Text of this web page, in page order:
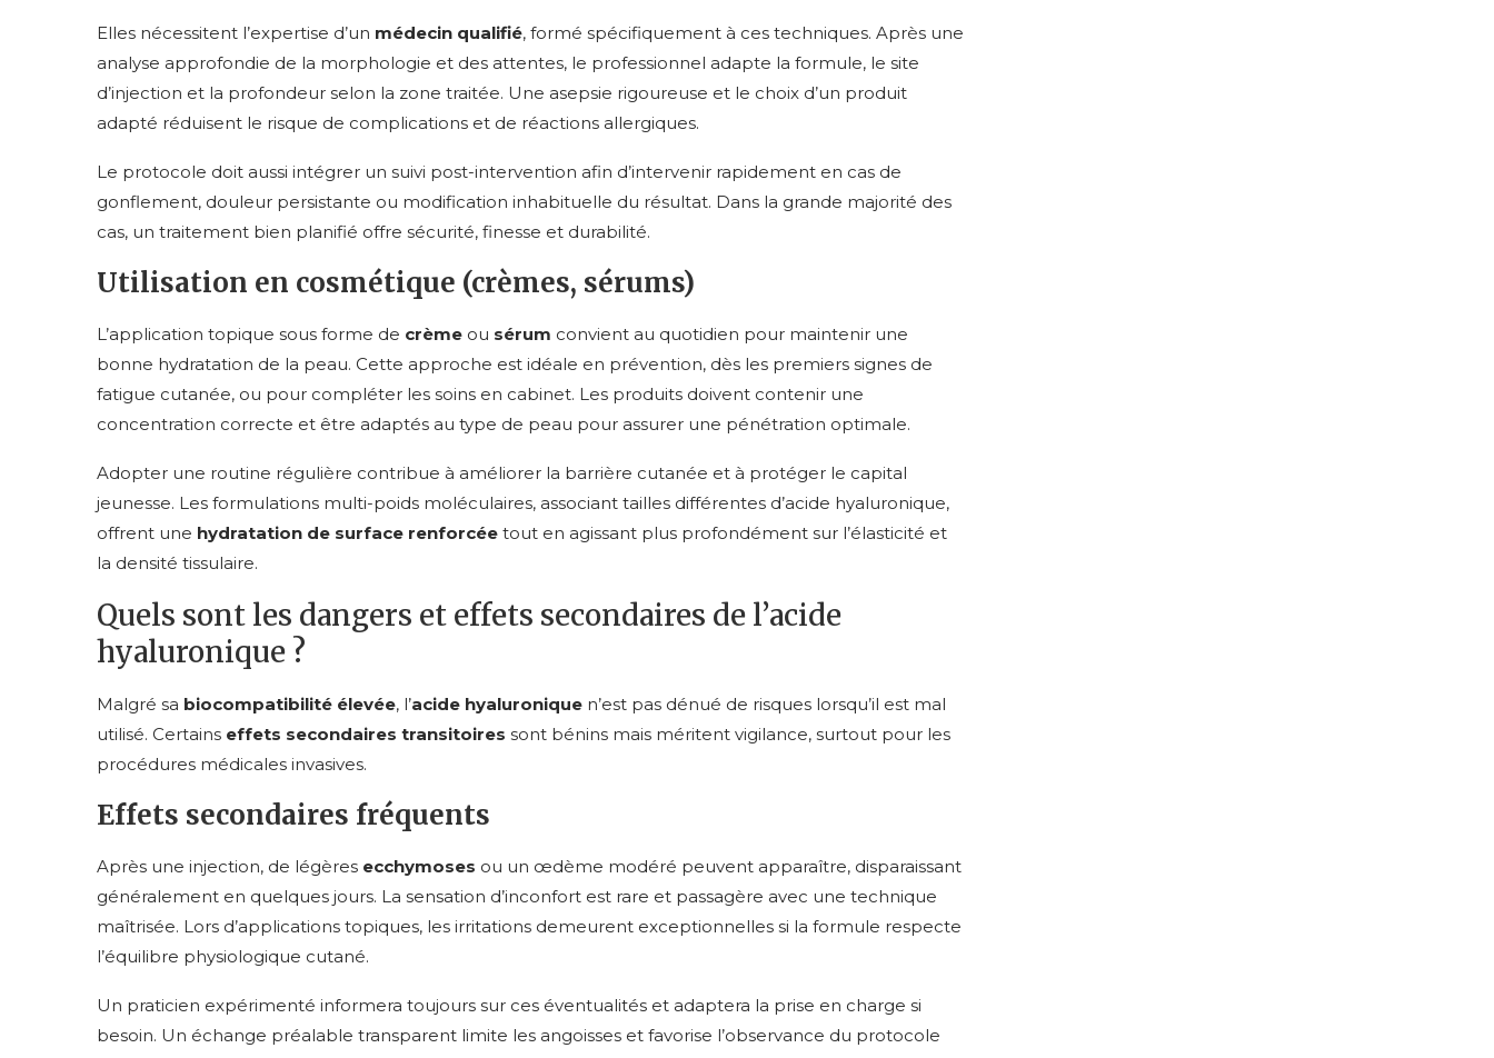
Elles nécessitent l’expertise d’un médecin qualifié, formé spécifiquement à ces techniques. Après une
analyse approfondie de la morphologie et des attentes, le professionnel adapte la formule, le site
d’injection et la profondeur selon la zone traitée. Une asepsie rigoureuse et le choix d’un produit
adapté réduisent le risque de complications et de réactions allergiques.
Le protocole doit aussi intégrer un suivi post-intervention afin d’intervenir rapidement en cas de
gonflement, douleur persistante ou modification inhabituelle du résultat. Dans la grande majorité des
cas, un traitement bien planifié offre sécurité, finesse et durabilité.
Utilisation en cosmétique (crèmes, sérums)
L’application topique sous forme de crème ou sérum convient au quotidien pour maintenir une
bonne hydratation de la peau. Cette approche est idéale en prévention, dès les premiers signes de
fatigue cutanée, ou pour compléter les soins en cabinet. Les produits doivent contenir une
concentration correcte et être adaptés au type de peau pour assurer une pénétration optimale.
Adopter une routine régulière contribue à améliorer la barrière cutanée et à protéger le capital
jeunesse. Les formulations multi-poids moléculaires, associant tailles différentes d’acide hyaluronique,
offrent une hydratation de surface renforcée tout en agissant plus profondément sur l’élasticité et
la densité tissulaire.
Quels sont les dangers et effets secondaires de l’acide
hyaluronique ?
Malgré sa biocompatibilité élevée, l’acide hyaluronique n’est pas dénué de risques lorsqu’il est mal
utilisé. Certains effets secondaires transitoires sont bénins mais méritent vigilance, surtout pour les
procédures médicales invasives.
Effets secondaires fréquents
Après une injection, de légères ecchymoses ou un œdème modéré peuvent apparaître, disparaissant
généralement en quelques jours. La sensation d’inconfort est rare et passagère avec une technique
maîtrisée. Lors d’applications topiques, les irritations demeurent exceptionnelles si la formule respecte
l’équilibre physiologique cutané.
Un praticien expérimenté informera toujours sur ces éventualités et adaptera la prise en charge si
besoin. Un échange préalable transparent limite les angoisses et favorise l’observance du protocole